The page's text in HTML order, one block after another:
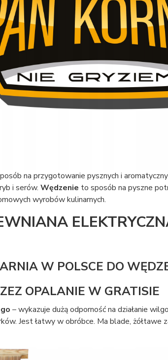
na przygotowanie pysznych i
i serów. Wędzenie to sposób na pyszne
wyrobów kulinarnych.
W POLSCE DO
OPALANIE W GRATISIE
– wykazuje dużą odporność na działanie
Jest łatwy w obróbce. Ma blade, żółtawe